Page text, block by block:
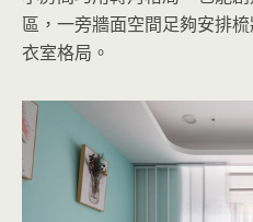
區，一旁牆面空間足夠安排
衣室格局。